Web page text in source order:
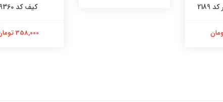
کیف کد 9360
358,000 تومان